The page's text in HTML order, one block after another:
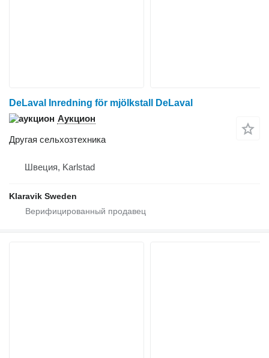
DeLaval Inredning för mjölkstall DeLaval
Аукцион
Другая сельхозтехника
Швеция, Karlstad
Klaravik Sweden